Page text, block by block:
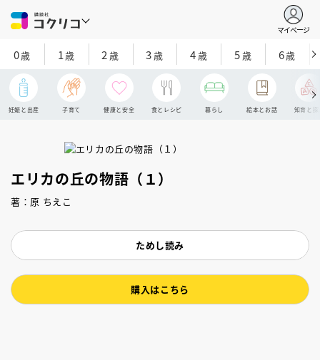
マイページ
0歳 1歳 2 歳 3歳 4歳 5歳 6歳
妊娠と出産 子育て 健康と安全 食とレシピ 暮らし 絵本とお話 知育と探
エリカの丘の物語（１）
著：原 ちえこ
ためし読み
購入はこちら